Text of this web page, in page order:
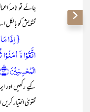
جائے تو نامہ
تشویش کو
{ اِذَا مَا
اتَّقَوۡا وَّ
الۡمُحۡسِنِیۡنَ ﴿٪۹۳﴾}
کیے رکھیں اور
تقویٰ اختیار